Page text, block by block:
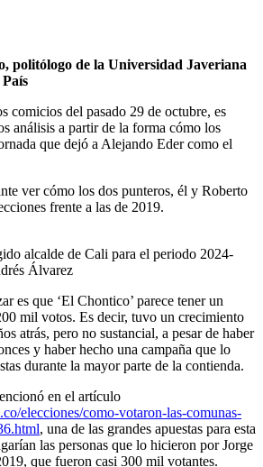
politólogo de la Universidad Javeriana
comicios del pasado 29 de octubre, es
análisis a partir de la forma cómo los
que dejó a Alejando Eder como el
ver cómo los dos punteros, él y Roberto
frente a las de 2019.
alcalde de Cali para el periodo 2024-
Álvarez
es que ‘El Chontico’ parece tener un
mil votos. Es decir, tuvo un crecimiento
atrás, pero no sustancial, a pesar de haber
y haber hecho una campaña que lo
durante la mayor parte de la contienda.
en el artículo
elecciones/como-votaron-las-comunas-
, una de las grandes apuestas para esta
las personas que lo hicieron por Jorge
que fueron casi 300 mil votantes.